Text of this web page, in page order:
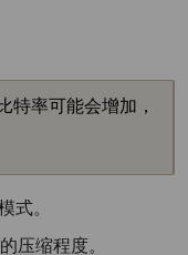
特率可能会增加，
式。
压缩程度。